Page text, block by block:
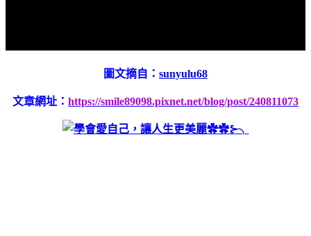
圖文摘自： sunyulu68
文章網址： https://smile89098.pixnet.net/blog/post/240811073